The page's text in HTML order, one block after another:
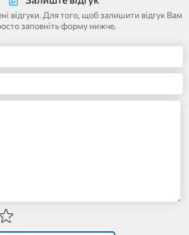
відгуки. Для того, щоб залишити відгук Вам
заповніть форму нижче.